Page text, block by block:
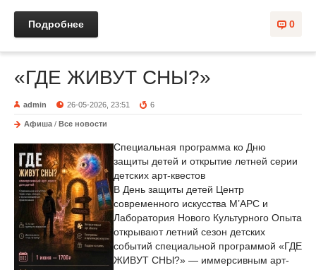
0
Подробнее
«ГДЕ ЖИВУТ СНЫ?»
admin 26-05-2026, 23:51 6
Афиша / Все новости
Специальная программа ко Дню
защиты детей и открытие летней серии
детских арт-квестов
В День защиты детей Центр
современного искусства М’АРС и
Лаборатория Нового Культурного Опыта
открывают летний сезон детских
событий специальной программой «ГДЕ
ЖИВУТ СНЫ?» — иммерсивным арт-